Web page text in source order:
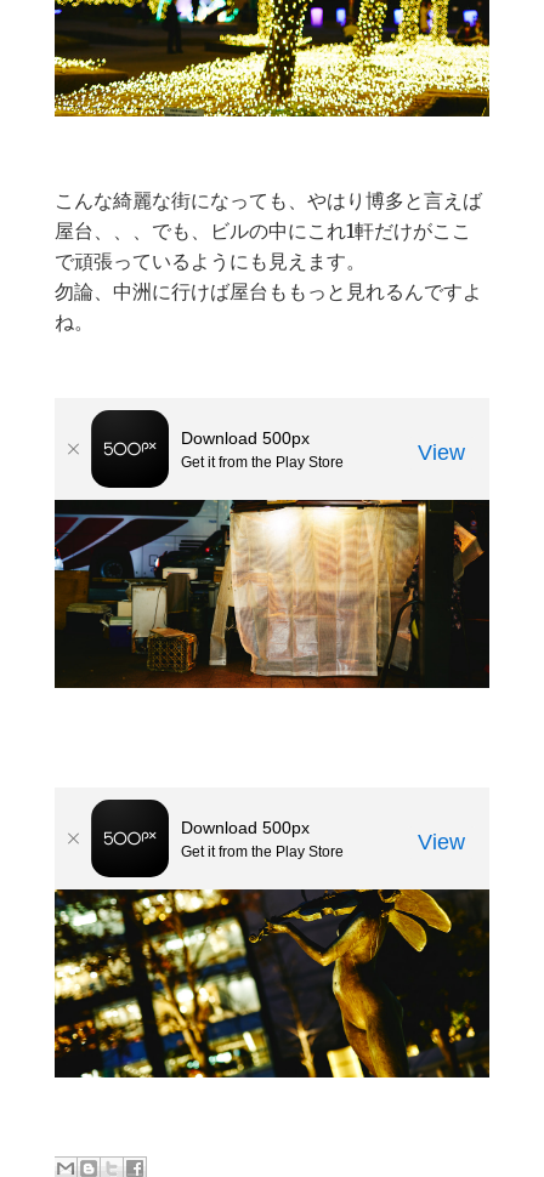
こんな綺麗な街になっても、やはり博多と言えば
屋台、、、でも、ビルの中にこれ1軒だけがここ
で頑張っているようにも見えます。
勿論、中洲に行けば屋台ももっと見れるんですよ
ね。